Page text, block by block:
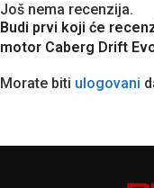
Još nema recenzija.
Budi prvi koji će
motor Caberg Drift
Morate biti ulogovani